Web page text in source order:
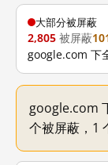
大部分被屏蔽
2,805 被屏蔽
google.com 下
google.com
个被屏蔽，1